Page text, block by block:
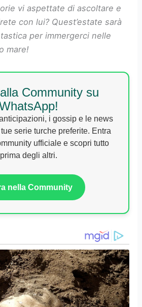
vi aspettate di ascoltare e
con lui? Quest’estate sarà
per immergerci nelle
mare!
Community su
i gossip e le news
serie turche preferite. Entra
ufficiale e scopri tutto
prima degli altri.
nella Community